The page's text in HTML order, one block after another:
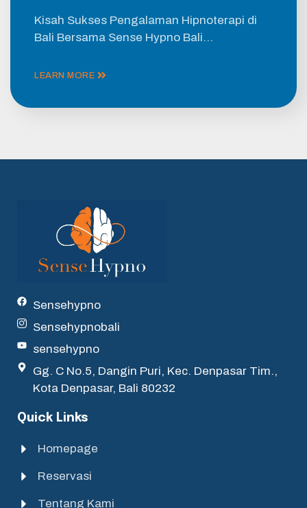
Kisah Sukses Pengalaman Hipnoterapi di
Bali Bersama Sense Hypno Bali…
LEARN MORE
Sensehypno
Sensehypnobali
sensehypno
Gg. C No.5, Dangin Puri, Kec. Denpasar Tim.,
Kota Denpasar, Bali 80232
Quick Links
Homepage
Reservasi
Tentang Kami